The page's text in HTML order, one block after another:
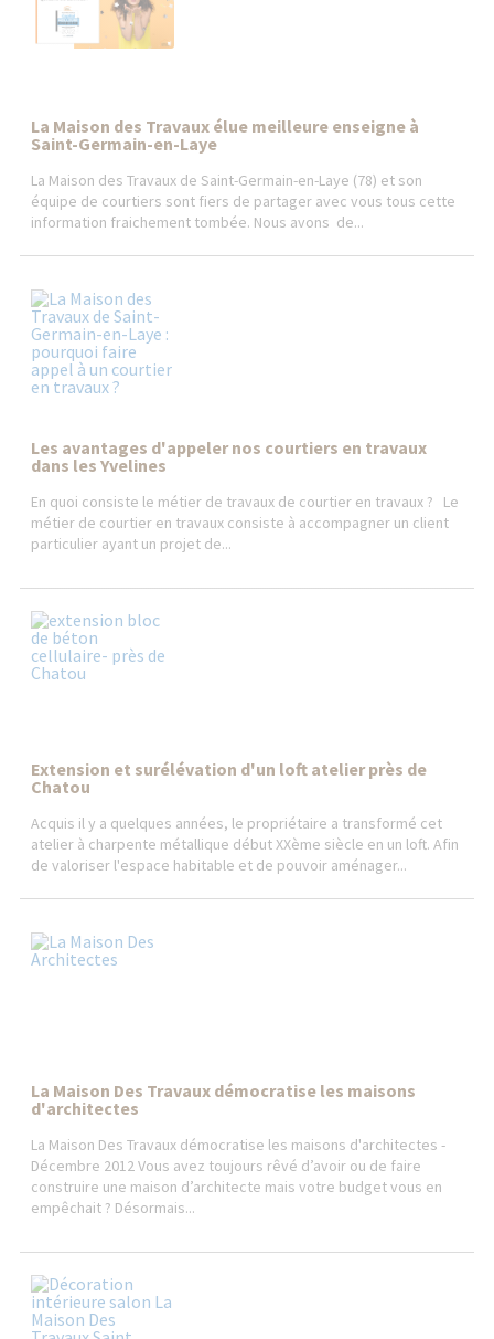
La Maison des Travaux élue meilleure enseigne à
Saint-Germain-en-Laye
La Maison des Travaux de Saint-Germain-en-Laye (78) et son
équipe de courtiers sont fiers de partager avec vous tous cette
information fraichement tombée. Nous avons de...
Les avantages d'appeler nos courtiers en travaux
dans les Yvelines
En quoi consiste le métier de travaux de courtier en travaux ? Le
métier de courtier en travaux consiste à accompagner un client
particulier ayant un projet de...
Extension et surélévation d'un loft atelier près de
Chatou
Acquis il y a quelques années, le propriétaire a transformé cet
atelier à charpente métallique début XXème siècle en un loft. Afin
de valoriser l'espace habitable et de pouvoir aménager...
La Maison Des Travaux démocratise les maisons
d'architectes
La Maison Des Travaux démocratise les maisons d'architectes -
Décembre 2012 Vous avez toujours rêvé d’avoir ou de faire
construire une maison d’architecte mais votre budget vous en
empêchait ? Désormais...